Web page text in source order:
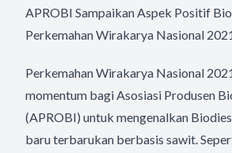
APROBI Sampaikan Aspek Positif
Perkemahan Wirakarya Nasional
Perkemahan Wirakarya Nasional
momentum bagi Asosiasi Produsen
(APROBI) untuk mengenalkan
baru terbarukan berbasis sawit.